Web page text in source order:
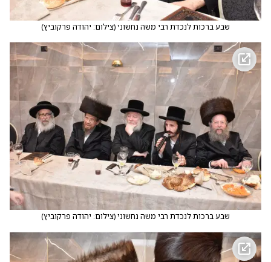
שבע ברכות לנכדת רבי משה נחשוני(צילום: יהודה פרקוביץ)
שבע ברכות לנכדת רבי משה נחשוני(צילום: יהודה פרקוביץ)